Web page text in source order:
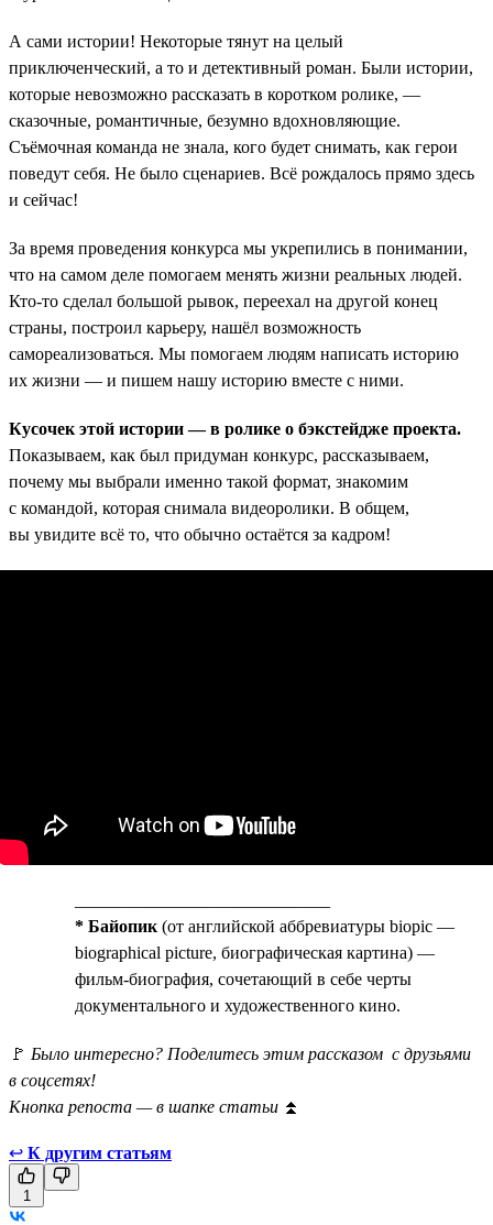
А сами истории! Некоторые тянут на целый
приключенческий, а то и детективный роман. Были истории,
которые невозможно рассказать в коротком ролике, —
сказочные, романтичные, безумно вдохновляющие.
Съёмочная команда не знала, кого будет снимать, как герои
поведут себя. Не было сценариев. Всё рождалось прямо здесь
и сейчас!
За время проведения конкурса мы укрепились в понимании,
что на самом деле помогаем менять жизни реальных людей.
Кто-то сделал большой рывок, переехал на другой конец
страны, построил карьеру, нашёл возможность
самореализоваться. Мы помогаем людям написать историю
их жизни — и пишем нашу историю вместе с ними.
Кусочек этой истории — в ролике о бэкстейдже проекта.
Показываем, как был придуман конкурс, рассказываем,
почему мы выбрали именно такой формат, знакомим
с командой, которая снимала видеоролики. В общем,
вы увидите всё то, что обычно остаётся за кадром!
* Байопик (от английской аббревиатуры biopic —
biographical picture, биографическая картина) —
фильм-биография, сочетающий в себе черты
документального и художественного кино.
🚩 Было интересно? Поделитесь этим рассказом с друзьями
в соцсетях!
Кнопка репоста — в шапке статьи ⏫
↩ К другим статьям
1